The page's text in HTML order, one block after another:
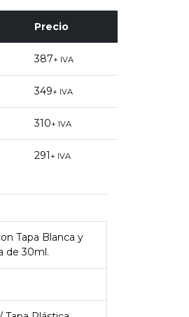
Precio
387+ IVA
349+ IVA
310+ IVA
291 + IVA
Tapa Blanca y
de 30ml.